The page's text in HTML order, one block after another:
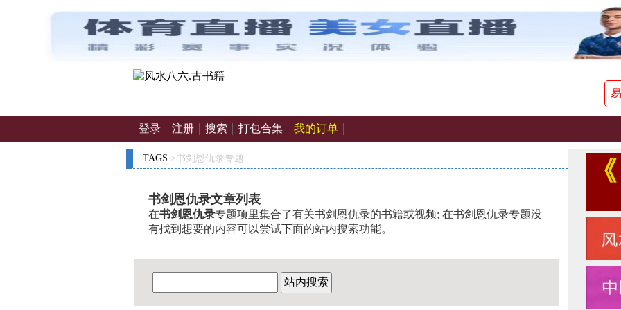
易
登录 注册 搜索 打包合集 我的订单
TAGS >书剑恩仇录专题
书剑恩仇录文章列表
在书剑恩仇录专题项里集合了有关书剑恩仇录的书籍或视频; 在书剑恩仇录专题没
有找到想要的内容可以尝试下面的站内搜索功能。
站内搜索